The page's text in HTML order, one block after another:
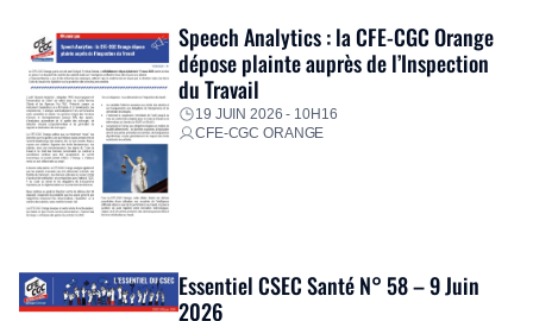
Speech Analytics : la CFE-CGC Orange
dépose plainte auprès de l’Inspection
du Travail
19 JUIN 2026 - 10H16
CFE-CGC ORANGE
Essentiel CSEC Santé N° 58 – 9 Juin
2026